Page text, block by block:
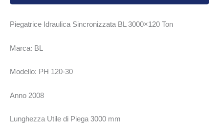
Piegatrice Idraulica Sincronizzata BL 3000×120 Ton
Marca: BL
Modello: PH 120-30
Anno 2008
Lunghezza Utile di Piega 3000 mm